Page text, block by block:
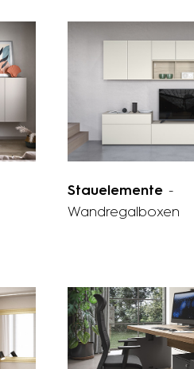
Stauelemente -
Wandregalboxen